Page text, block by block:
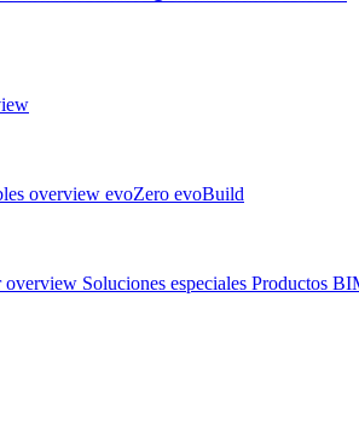
overview evoZero evoBuild
overview Soluciones especiales Productos